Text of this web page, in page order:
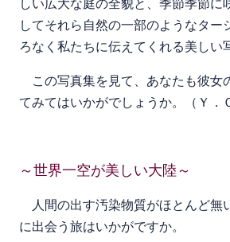
しい広大な庭の全貌と、季節季節に
してそれら自然の一部のようなター
ろなく私たちに伝えてくれる美しい
この写真集を見て、あなたも彼女
てみてはいかがでしょうか。（Ｙ．
～世界一空が美しい大陸～
人間の出す汚染物質がほとんど無
に出会う旅はいかがですか。